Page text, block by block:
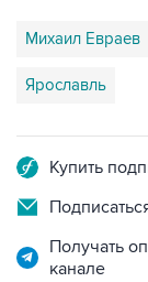
Михаил Евраев
Ярославль
Купить
Получать
канале